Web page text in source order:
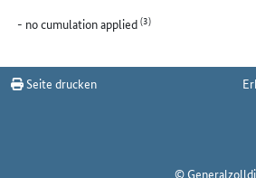
- no cumulation applied(3)
Seite drucken
©